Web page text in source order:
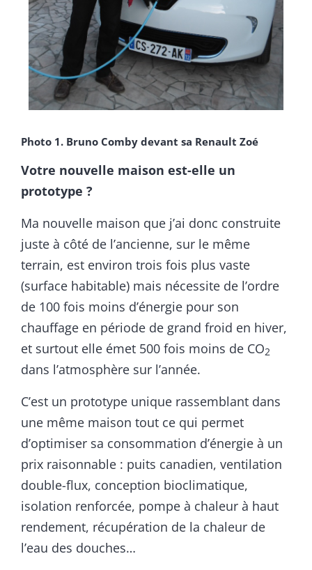
Photo 1. Bruno Comby devant sa Renault Zoé
Votre nouvelle maison est-elle un
prototype ?
Ma nouvelle maison que j’ai donc construite
juste à côté de l’ancienne, sur le même
terrain, est environ trois fois plus vaste
(surface habitable) mais nécessite de l’ordre
de 100 fois moins d’énergie pour son
chauffage en période de grand froid en hiver,
et surtout elle émet 500 fois moins de CO2
dans l’atmosphère sur l’année.
C’est un prototype unique rassemblant dans
une même maison tout ce qui permet
d’optimiser sa consommation d’énergie à un
prix raisonnable : puits canadien, ventilation
double-flux, conception bioclimatique,
isolation renforcée, pompe à chaleur à haut
rendement, récupération de la chaleur de
l’eau des douches…